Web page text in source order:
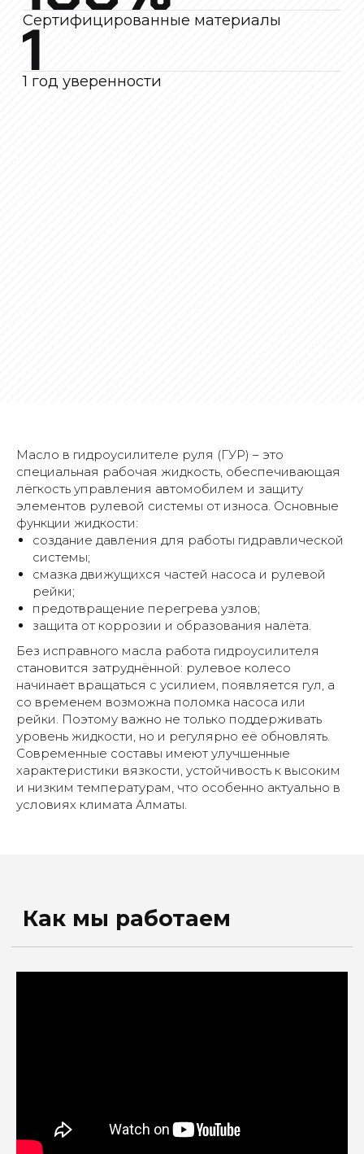
Масло в гидроусилителе руля (ГУР) – это
специальная рабочая жидкость, обеспечивающая
лёгкость управления автомобилем и защиту
элементов рулевой системы от износа. Основные
функции жидкости:
создание давления для работы гидравлической
системы;
смазка движущихся частей насоса и рулевой
рейки;
предотвращение перегрева узлов;
защита от коррозии и образования налёта.
Без исправного масла работа гидроусилителя
становится затруднённой: рулевое колесо
начинает вращаться с усилием, появляется гул, а
со временем возможна поломка насоса или
рейки. Поэтому важно не только поддерживать
уровень жидкости, но и регулярно её обновлять.
Современные составы имеют улучшенные
характеристики вязкости, устойчивость к высоким
и низким температурам, что особенно актуально в
условиях климата Алматы.
Как мы работаем